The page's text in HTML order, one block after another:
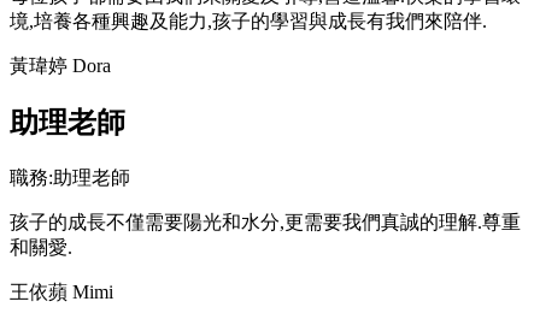
境,培養各種興趣及能力,孩子的學習與成長有我們來陪伴.
黃瑋婷 Dora
助理老師
職務:助理老師
孩子的成長不僅需要陽光和水分,更需要我們真誠的理解.尊重
和關愛.
王依蘋 Mimi